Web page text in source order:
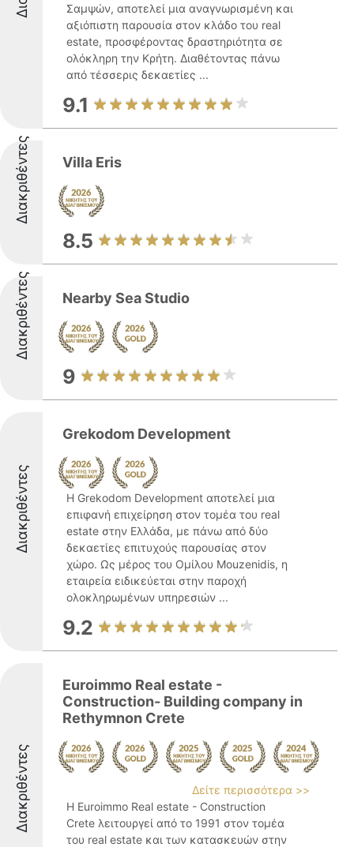
Σαμψών, αποτελεί μια αναγνωρισμένη και
αξιόπιστη παρουσία στον κλάδο του real
estate, προσφέροντας δραστηριότητα σε
ολόκληρη την Κρήτη. Διαθέτοντας πάνω
από τέσσερις δεκαετίες ...
9.1
Διακριθέντες Villa Eris
8.5
Διακριθέντες Nearby Sea Studio
9
Διακριθέντες
Grekodom Development
Η Grekodom Development αποτελεί μια
επιφανή επιχείρηση στον τομέα του real
estate στην Ελλάδα, με πάνω από δύο
δεκαετίες επιτυχούς παρουσίας στον
χώρο. Ως μέρος του Ομίλου Mouzenidis, η
εταιρεία ειδικεύεται στην παροχή
ολοκληρωμένων υπηρεσιών ...
9.2
Διακριθέντες
Euroimmo Real estate -
Construction- Building company in
Rethymnon Crete
Δείτε περισσότερα >>
Η Euroimmo Real estate - Construction
Crete λειτουργεί από το 1991 στον τομέα
του real estate και των κατασκευών στην